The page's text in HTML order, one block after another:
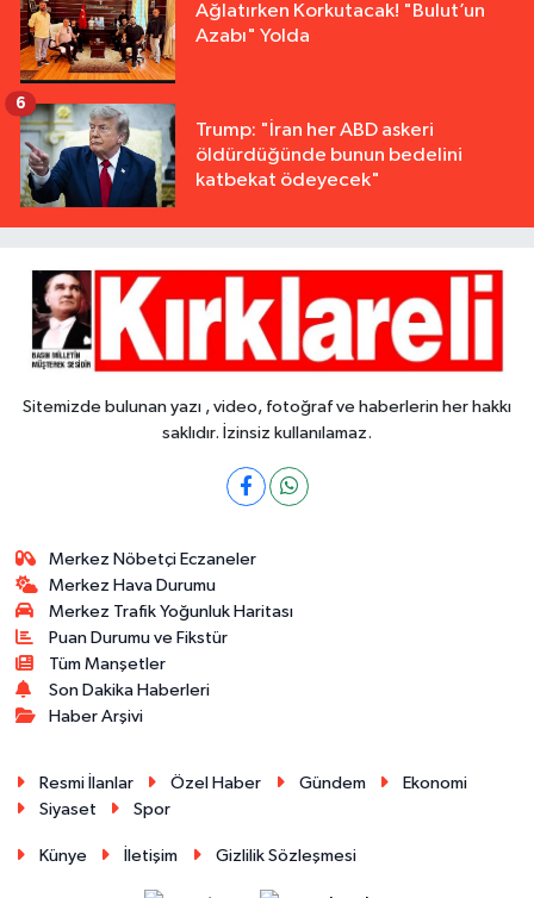
Ağlatırken Korkutacak! "Bulut’un
Azabı" Yolda
Trump: "İran her ABD askeri
öldürdüğünde bunun bedelini
katbekat ödeyecek"
6
Sitemizde bulunan yazı , video, fotoğraf ve haberlerin her hakkı
saklıdır. İzinsiz kullanılamaz.
Merkez Nöbetçi Eczaneler
Merkez Hava Durumu
Merkez Trafik Yoğunluk Haritası
Puan Durumu ve Fikstür
Tüm Manşetler
Son Dakika Haberleri
Haber Arşivi
Resmi İlanlar Özel Haber Gündem
Ekonomi
Siyaset
Spor
Künye İletişim Gizlilik Sözleşmesi